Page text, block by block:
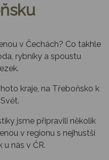
v Čechách? Co takhle
rybníky a spoustu
kraje, na Třeboňsko k
jsme připravili několik
v regionu s nejhustší
nás v ČR.